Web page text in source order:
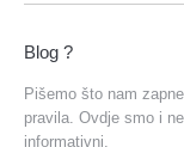
Blog ?
Pišemo što nam
pravila. Ovdje smo i
informativni.